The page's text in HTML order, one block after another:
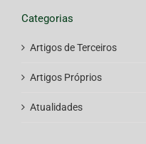
Categorias
Artigos de Terceiros
Artigos Próprios
Atualidades